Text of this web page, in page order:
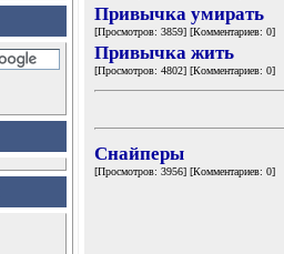
Привычка умирать
[Просмотров: 3859] [Комментариев: 0]
Привычка жить
[Просмотров: 4802] [Комментариев: 0]
Снайперы
[Просмотров: 3956] [Комментариев: 0]